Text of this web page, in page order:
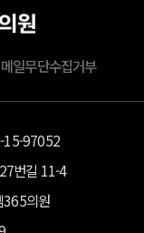
일무단수집거부
15-97052
번길 11-4
365의원